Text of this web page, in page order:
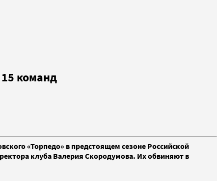
команд
«Торпедо» в предстоящем сезоне Российской
клуба Валерия Скородумова. Их обвиняют в